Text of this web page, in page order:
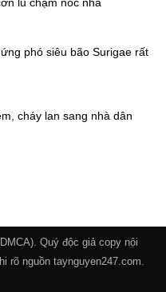
phó siêu bão Surigae rất
cháy lan sang nhà dân
Quý độc giả copy nội
rõ nguồn taynguyen247.com.